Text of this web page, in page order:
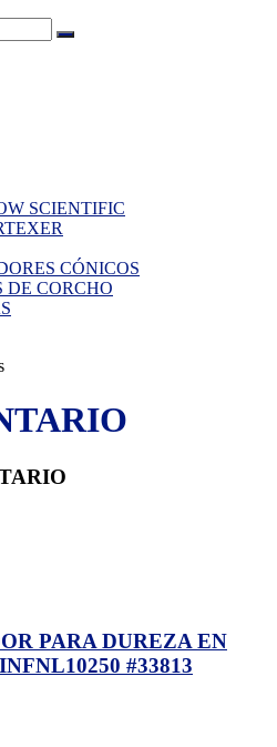
SCIENTIFIC
CÓNICOS
DE CORCHO
PARA DUREZA EN
#33813